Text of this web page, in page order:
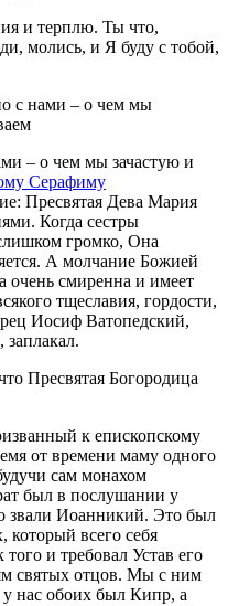
и терплю. Ты что,
молись, и Я буду с тобой,
с нами – о чем мы
– о чем мы зачастую и
Серафиму
Пресвятая Дева Мария
Когда сестры
громко, Она
А молчание Божией
очень смиренна и имеет
тщеславия, гордости,
Иосиф Ватопедский,
заплакал.
Пресвятая Богородица
к епископскому
от времени маму одного
сам монахом
был в послушании у
звали Иоанникий. Это был
который всего себя
и требовал Устав его
святых отцов. Мы с ним
нас обоих был Кипр, а